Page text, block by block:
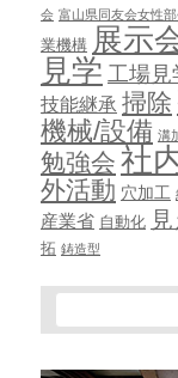
会 富山県同友会女性
業機構 展示
見学 工場見
技能継承 掃除
機械/設備 溝
勉強会 社
外活動 穴加工
産業省 自動化
拓 鋳造型